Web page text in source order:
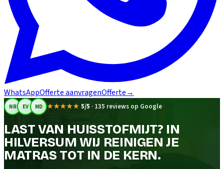
WhatsAppOfferte aanvragenOfferte→
NR EV MD ★★★★★ 5/5 · 135 reviews op Google
LAST VAN HUISSTOFMIJT? IN
HILVERSUM WIJ REINIGEN JE
MATRAS TOT IN DE KERN.